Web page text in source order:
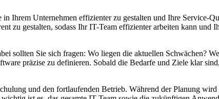
Ihrem Unternehmen effizienter zu gestalten und Ihre Service-
zu gestalten, sodass Ihr IT-Team effizienter arbeiten kann und
sollten Sie sich fragen: Wo liegen die aktuellen Schwächen?
präzise zu definieren. Sobald die Bedarfe und Ziele klar
und den fortlaufenden Betrieb. Während der Planung